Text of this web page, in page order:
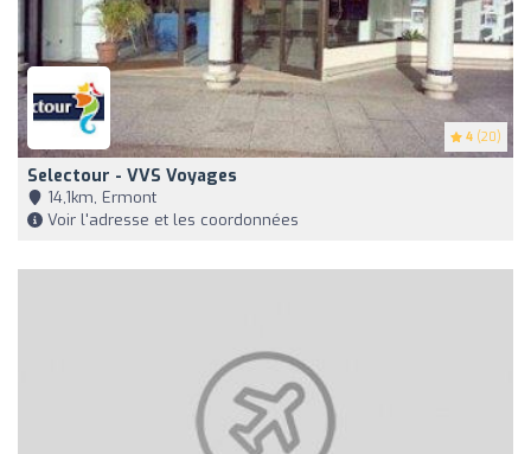
4 (20)
Selectour - VVS Voyages
14,1km, Ermont
Voir l'adresse et les coordonnées